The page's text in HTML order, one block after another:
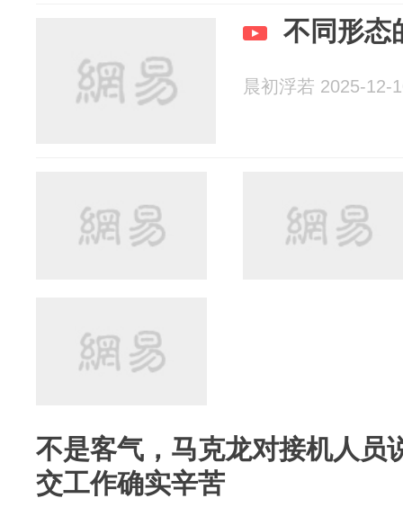
不同形态
晨初浮若 2025-12-
不是客气，马克龙对接机人员
交工作确实辛苦